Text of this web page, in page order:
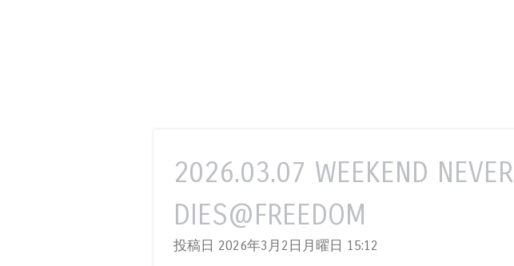
2026.03.07 WEEKEND NEVER
DIES@FREEDOM
投稿日 2026年3月2日月曜日 15:12